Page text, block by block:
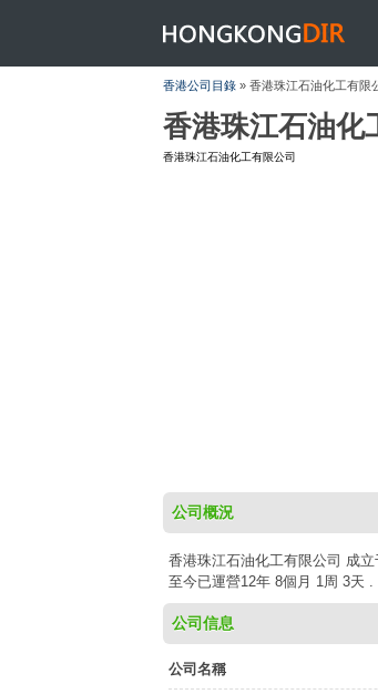
HONGKONGDIR
香港公司目錄 » 香港珠江石油化工有限
香港珠江石油化
香港珠江石油化工有限公司
公司概況
香港珠江石油化工有限公司 成
至今已運營12年 8個月 1周 3天 .
公司信息
公司名稱